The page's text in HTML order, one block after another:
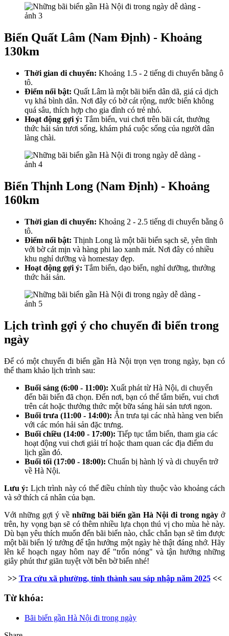
Biển Quất Lâm (Nam Định) - Khoảng
130km
Thời gian di chuyển: Khoảng 1.5 - 2 tiếng di chuyển bằng ô
tô.
Điểm nổi bật: Quất Lâm là một bãi biển dân dã, giá cả dịch
vụ khá bình dân. Nơi đây có bờ cát rộng, nước biển không
quá sâu, thích hợp cho gia đình có trẻ nhỏ.
Hoạt động gợi ý: Tắm biển, vui chơi trên bãi cát, thưởng
thức hải sản tươi sống, khám phá cuộc sống của người dân
làng chài.
Biển Thịnh Long (Nam Định) - Khoảng
160km
Thời gian di chuyển: Khoảng 2 - 2.5 tiếng di chuyển bằng ô
tô.
Điểm nổi bật: Thịnh Long là một bãi biển sạch sẽ, yên tĩnh
với bờ cát mịn và hàng phi lao xanh mát. Nơi đây có nhiều
khu nghỉ dưỡng và homestay đẹp.
Hoạt động gợi ý: Tắm biển, dạo biển, nghỉ dưỡng, thưởng
thức hải sản.
Lịch trình gợi ý cho chuyến đi biển trong
ngày
Để có một chuyến đi biển gần Hà Nội trọn vẹn trong ngày, bạn có
thể tham khảo lịch trình sau:
Buổi sáng (6:00 - 11:00): Xuất phát từ Hà Nội, di chuyển
đến bãi biển đã chọn. Đến nơi, bạn có thể tắm biển, vui chơi
trên cát hoặc thưởng thức một bữa sáng hải sản tươi ngon.
Buổi trưa (11:00 - 14:00): Ăn trưa tại các nhà hàng ven biển
với các món hải sản đặc trưng.
Buổi chiều (14:00 - 17:00): Tiếp tục tắm biển, tham gia các
hoạt động vui chơi giải trí hoặc tham quan các địa điểm du
lịch gần đó.
Buổi tối (17:00 - 18:00): Chuẩn bị hành lý và di chuyển trở
về Hà Nội.
Lưu ý: Lịch trình này có thể điều chỉnh tùy thuộc vào khoảng cách
và sở thích cá nhân của bạn.
Với những gợi ý về những bãi biển gần Hà Nội đi trong ngày ở
trên, hy vọng bạn sẽ có thêm nhiều lựa chọn thú vị cho mùa hè này.
Dù bạn yêu thích muốn đến bãi biển nào, chắc chắn bạn sẽ tìm được
một bãi biển lý tưởng để tận hưởng một ngày hè thật đáng nhớ. Hãy
lên kế hoạch ngay hôm nay để "trốn nóng" và tận hưởng những
giây phút thư giãn tuyệt vời bên bờ biển nhé!
>> Tra cứu xã phường, tỉnh thành sau sáp nhập năm 2025<<
Từ khóa:
Bãi biển gần Hà Nội đi trong ngày